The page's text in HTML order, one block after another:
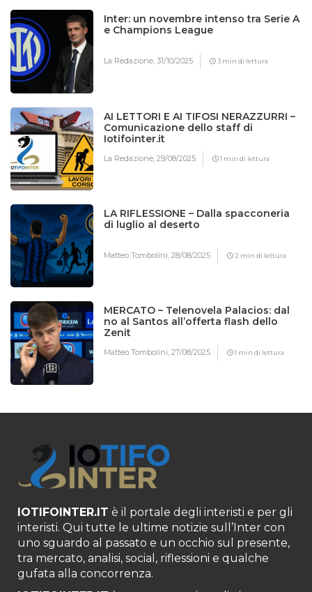
Inter: un novembre intenso tra Serie A
e Champions League
La Redazione,31/10/2025 3 min di lettura
AI LETTORI E AI TIFOSI NERAZZURRI –
Comunicazione dello staff di
Iotifointer.it
La Redazione,29/08/2025 1 min di lettura
LA RIFLESSIONE – Dalla spacconeria
di luglio al deserto
Matteo Tombolini,28/08/2025 2 min di lettura
MERCATO – Telenovela Palacios: dal
no al Santos all’offerta flash dello
Zenit
Matteo Tombolini,27/08/2025 1 min di lettura
IOTIFOINTER.IT è il portale degli interisti e per gli
interisti. Qui tutte le ultime notizie sull’Inter con
uno sguardo al passato e un occhio sul presente,
tra mercato, analisi, social, riflessioni e qualche
gufata alla concorrenza.